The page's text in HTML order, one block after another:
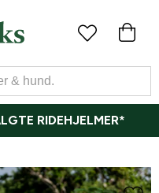
RIDEHJELMER*